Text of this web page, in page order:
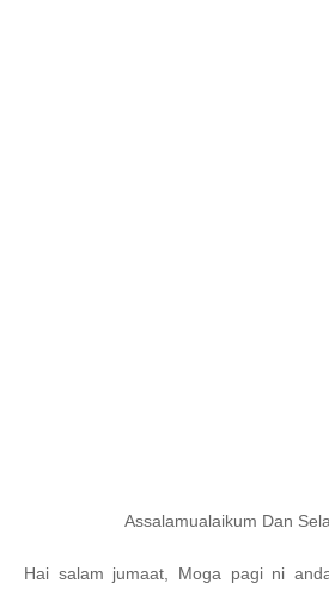
Assalamualaikum Dan
Hai salam jumaat, Moga pagi ni